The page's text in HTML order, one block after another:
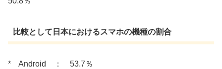
比較として日本におけるスマホの機種の割合
* Android ： 53.7％